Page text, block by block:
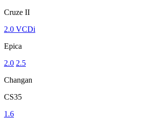
Cruze II
2.0 VCDi
Epica
2.0 2.5
Changan
CS35
1.6